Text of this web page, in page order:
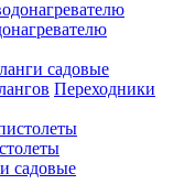
садовые
Переходники
садовые